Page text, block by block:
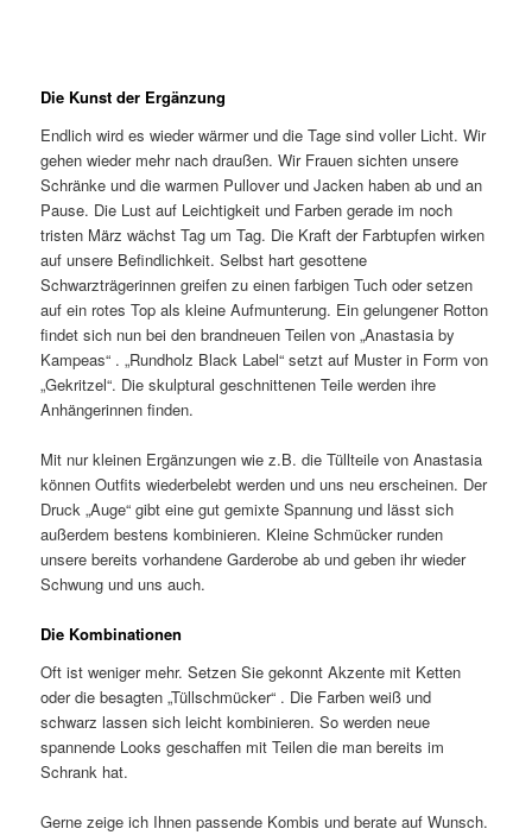
Die Kunst der Ergänzung
Endlich wird es wieder wärmer und die Tage sind voller Licht. Wir
gehen wieder mehr nach draußen. Wir Frauen sichten unsere
Schränke und die warmen Pullover und Jacken haben ab und an
Pause. Die Lust auf Leichtigkeit und Farben gerade im noch
tristen März wächst Tag um Tag. Die Kraft der Farbtupfen wirken
auf unsere Befindlichkeit. Selbst hart gesottene
Schwarzträgerinnen greifen zu einen farbigen Tuch oder setzen
auf ein rotes Top als kleine Aufmunterung. Ein gelungener Rotton
findet sich nun bei den brandneuen Teilen von „Anastasia by
Kampeas“ . „Rundholz Black Label“ setzt auf Muster in Form von
„Gekritzel“. Die skulptural geschnittenen Teile werden ihre
Anhängerinnen finden.
Mit nur kleinen Ergänzungen wie z.B. die Tüllteile von Anastasia
können Outfits wiederbelebt werden und uns neu erscheinen. Der
Druck „Auge“ gibt eine gut gemixte Spannung und lässt sich
außerdem bestens kombinieren. Kleine Schmücker runden
unsere bereits vorhandene Garderobe ab und geben ihr wieder
Schwung und uns auch.
Die Kombinationen
Oft ist weniger mehr. Setzen Sie gekonnt Akzente mit Ketten
oder die besagten „Tüllschmücker“ . Die Farben weiß und
schwarz lassen sich leicht kombinieren. So werden neue
spannende Looks geschaffen mit Teilen die man bereits im
Schrank hat.
Gerne zeige ich Ihnen passende Kombis und berate auf Wunsch.